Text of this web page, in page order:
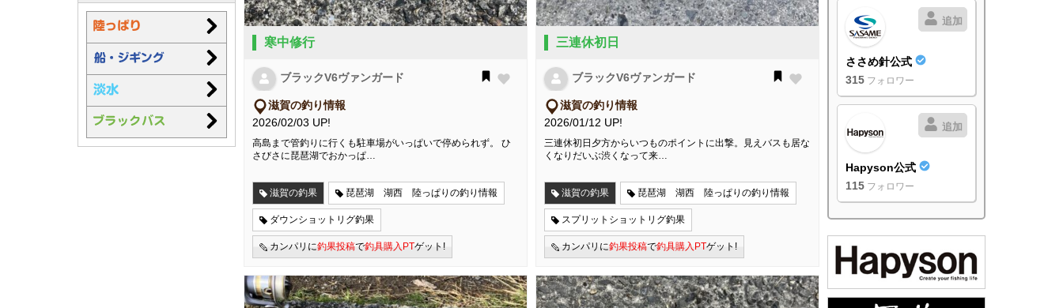
寒中修行
ブラックV6ヴァンガード
滋賀の釣り情報
2026/02/03 UP!
高島まで管釣りに行くも駐車場がいっぱいで停められず。 ひ
さびさに琵琶湖でおかっぱ…
滋賀の釣果 琵琶湖 湖西 陸っぱりの釣り情報
ダウンショットリグ釣果
カンパリに釣果投稿で釣具購入PTゲット!
三連休初日
ブラックV6ヴァンガード
滋賀の釣り情報
2026/01/12 UP!
三連休初日夕方からいつものポイントに出撃。見えバスも居な
くなりだいぶ渋くなって来…
滋賀の釣果 琵琶湖 湖西 陸っぱりの釣り情報
スプリットショットリグ釣果
カンパリに釣果投稿で釣具購入PTゲット!
追加
ささめ針公式
315 フォロワー
追加
Hapyson公式
115 フォロワー